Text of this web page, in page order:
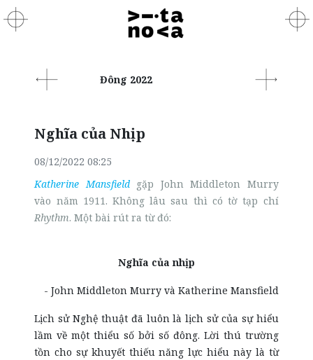
Đông 2022
Nghĩa của Nhịp
08/12/2022 08:25
Katherine Mansfieldgặp John Middleton Murry
vào năm 1911. Không lâu sau thì có tờ tạp chí
Rhythm. Một bài rút ra từ đó:
Nghĩa của nhịp
- John Middleton Murry và Katherine Mansfield
Lịch sử Nghệ thuật đã luôn là lịch sử của sự hiểu
lầm về một thiểu số bởi số đông. Lời thú trường
tồn cho sự khuyết thiếu năng lực hiểu này là từ